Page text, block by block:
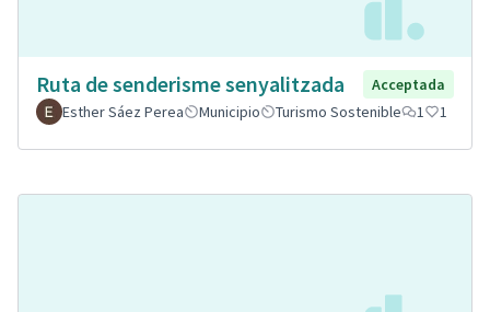
Ruta de senderisme senyalitzada
Acceptada
Esther Sáez Perea
Municipio Turismo Sostenible 1 1